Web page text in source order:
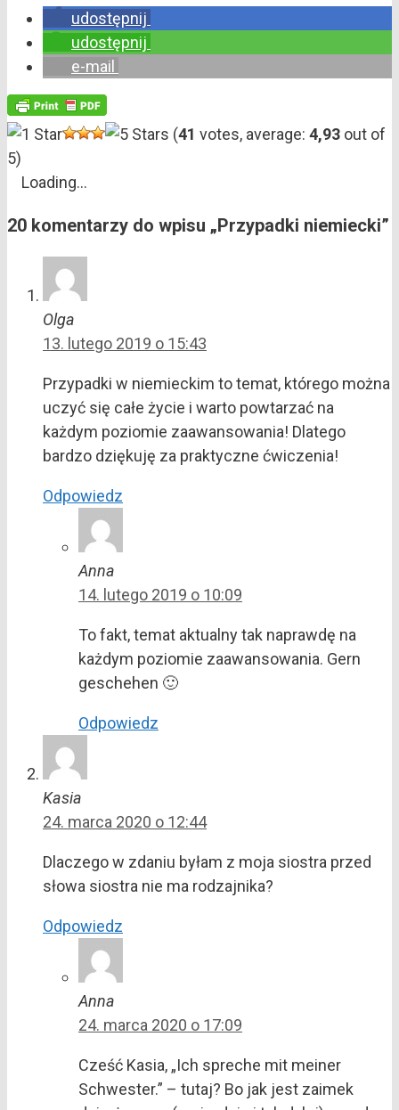
udostępnij
udostępnij
e-mail
(41 votes, average: 4,93 out of
5)
Loading...
20 komentarzy do wpisu „Przypadki niemiecki”
Olga
13. lutego 2019 o 15:43
Przypadki w niemieckim to temat, którego można
uczyć się całe życie i warto powtarzać na
każdym poziomie zaawansowania! Dlatego
bardzo dziękuję za praktyczne ćwiczenia!
Odpowiedz
Anna
14. lutego 2019 o 10:09
To fakt, temat aktualny tak naprawdę na
każdym poziomie zaawansowania. Gern
geschehen 🙂
Odpowiedz
Kasia
24. marca 2020 o 12:44
Dlaczego w zdaniu byłam z moja siostra przed
słowa siostra nie ma rodzajnika?
Odpowiedz
Anna
24. marca 2020 o 17:09
Cześć Kasia, „Ich spreche mit meiner
Schwester.” – tutaj? Bo jak jest zaimek